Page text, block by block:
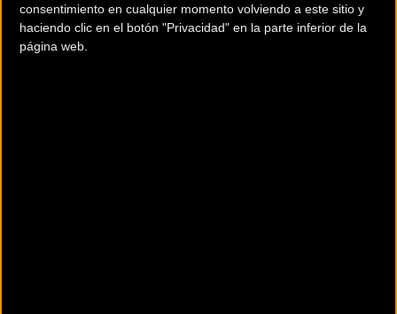
consentimiento en cualquier momento volviendo a este sitio y
haciendo clic en el botón "Privacidad" en la parte inferior de la
página web.
han estado muy ajustados.